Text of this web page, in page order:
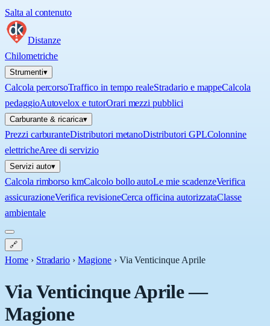
Salta al contenuto
Distanze
Chilometriche
Strumenti▾
Calcola percorsoTraffico in tempo realeStradario e mappeCalcola
pedaggioAutovelox e tutorOrari mezzi pubblici
Carburante & ricarica▾
Prezzi carburanteDistributori metanoDistributori GPLColonnine
elettricheAree di servizio
Servizi auto▾
Calcola rimborso kmCalcolo bollo autoLe mie scadenzeVerifica
assicurazioneVerifica revisioneCerca officina autorizzataClasse
ambientale
🔗
Home › Stradario › Magione › Via Venticinque Aprile
Via Venticinque Aprile—
Magione